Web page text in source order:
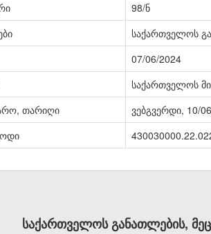
98/ნ
საქართველოს
07/06/2024
საქართველოს
თარიღი
ვებგვერდი, 10/
საქართველოს განათლების, მეც